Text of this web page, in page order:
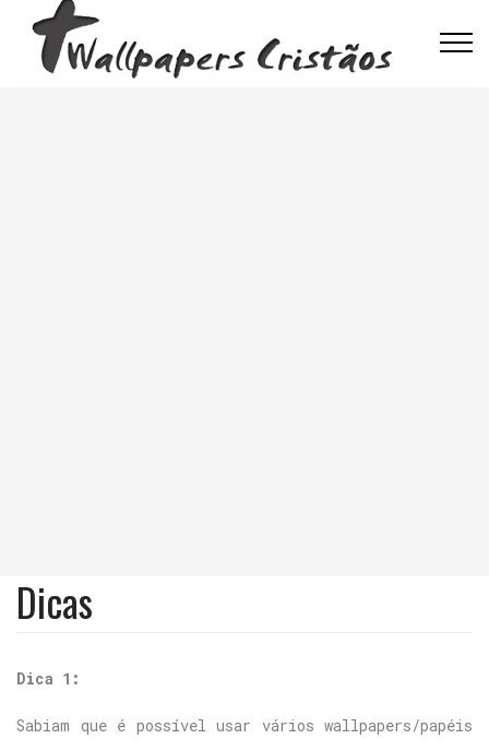
Dicas
Dica 1:
Sabiam que é possível usar vários wallpapers/papéis